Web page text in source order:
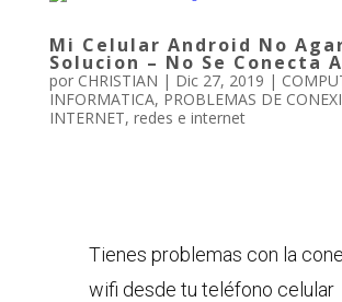
Mi Celular Android No
Solucion – No Se Conecta
por CHRISTIAN | Dic 27, 2019 |
INFORMATICA, PROBLEMAS DE
INTERNET, redes e internet
Tienes problemas con la
wifi desde tu teléfono celular